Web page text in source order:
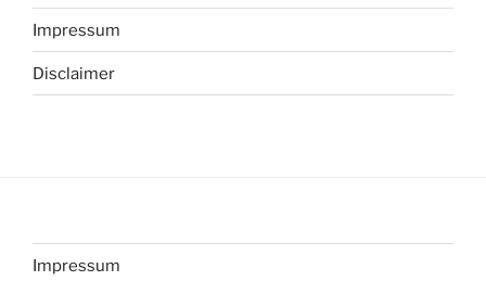
Impressum
Disclaimer
Impressum